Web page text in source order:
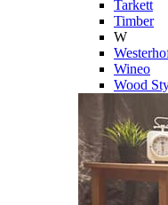
Tarkett
Timber
W
Wineo
Wood